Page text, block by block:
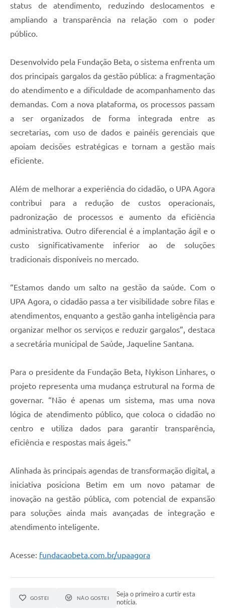
status de atendimento, reduzindo deslocamentos e
ampliando a transparência na relação com o poder
público.
Desenvolvido pela Fundação Beta, o sistema enfrenta um
dos principais gargalos da gestão pública: a fragmentação
do atendimento e a dificuldade de acompanhamento das
demandas. Com a nova plataforma, os processos passam
a ser organizados de forma integrada entre as
secretarias, com uso de dados e painéis gerenciais que
apoiam decisões estratégicas e tornam a gestão mais
eficiente.
Além de melhorar a experiência do cidadão, o UPA Agora
contribui para a redução de custos operacionais,
padronização de processos e aumento da eficiência
administrativa. Outro diferencial é a implantação ágil e o
custo significativamente inferior ao de soluções
tradicionais disponíveis no mercado.
“Estamos dando um salto na gestão da saúde. Com o
UPA Agora, o cidadão passa a ter visibilidade sobre filas e
atendimentos, enquanto a gestão ganha inteligência para
organizar melhor os serviços e reduzir gargalos”, destaca
a secretária municipal de Saúde, Jaqueline Santana.
Para o presidente da Fundação Beta, Nykison Linhares, o
projeto representa uma mudança estrutural na forma de
governar. “Não é apenas um sistema, mas uma nova
lógica de atendimento público, que coloca o cidadão no
centro e utiliza dados para garantir transparência,
eficiência e respostas mais ágeis.”
Alinhada às principais agendas de transformação digital, a
iniciativa posiciona Betim em um novo patamar de
inovação na gestão pública, com potencial de expansão
para soluções ainda mais avançadas de integração e
atendimento inteligente.
Acesse: fundacaobeta.com.br/upaagora
GOSTEI NÃO GOSTEI
Seja o primeiro a curtir esta
notícia.